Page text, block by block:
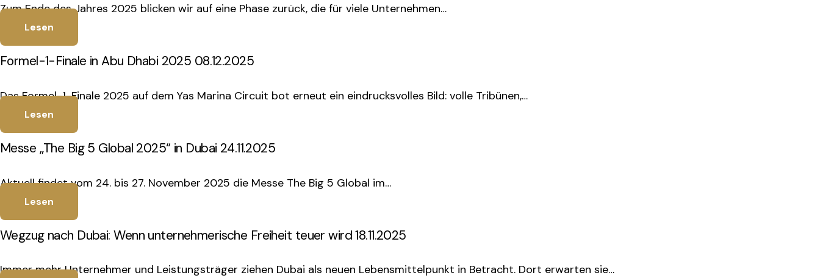
Zum Ende des Jahres 2025 blicken wir auf eine Phase zurück, die für viele Unternehmen…
Lesen
Formel-1-Finale in Abu Dhabi 2025 08.12.2025
Das Formel-1-Finale 2025 auf dem Yas Marina Circuit bot erneut ein eindrucksvolles Bild: volle Tribünen,…
Lesen
Messe „The Big 5 Global 2025“ in Dubai 24.11.2025
Aktuell findet vom 24. bis 27. November 2025 die Messe The Big 5 Global im…
Lesen
Wegzug nach Dubai: Wenn unternehmerische Freiheit teuer wird 18.11.2025
Immer mehr Unternehmer und Leistungsträger ziehen Dubai als neuen Lebensmittelpunkt in Betracht. Dort erwarten sie…